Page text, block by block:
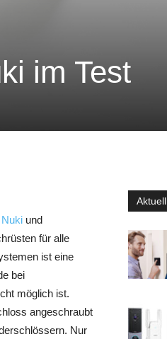
im Test
Nuki und
für alle
ist eine
bei
möglich ist.
angeschraubt
Nur
Aktuell